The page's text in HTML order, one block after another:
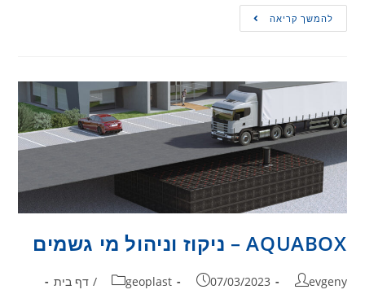
להמשך קריאה
AQUABOX – ניקוז וניהול מי גשמים
evgeny
07/03/2023
geoplast
/ דף בית